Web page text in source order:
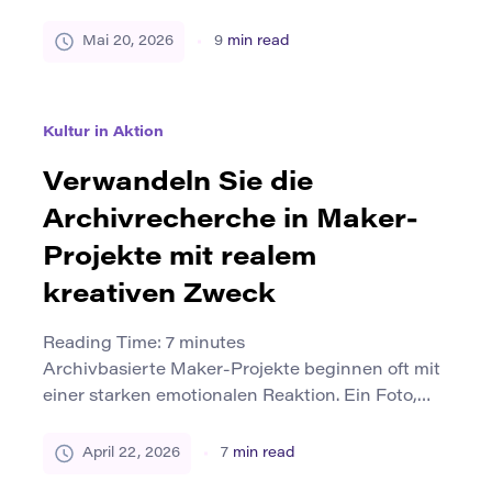
erledigen und das Gefühl haben, dass das fertige
nur ein Beweis dafür, dass […]
Mai 20, 2026 9 min read
Kultur in Aktion
Verwandeln Sie die
Archivrecherche in Maker-
Projekte mit realem
kreativen Zweck
Reading Time: 7 minutes
Archivbasierte Maker-Projekte beginnen oft mit
einer starken emotionalen Reaktion. Ein Foto,
Reparaturhandbuch, ein Schuljahrbuch, ein
April 22, 2026 7 min read